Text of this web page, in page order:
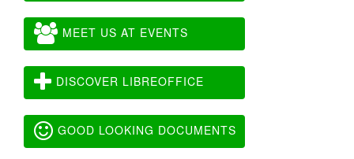
MEET US AT EVENTS
DISCOVER LIBREOFFICE
GOOD LOOKING DOCUMENTS